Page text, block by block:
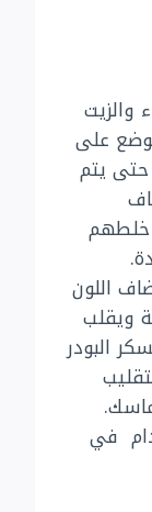
والزيت
على
حتى يتم
خلطهم
اللون
ويقلب
البودر
في